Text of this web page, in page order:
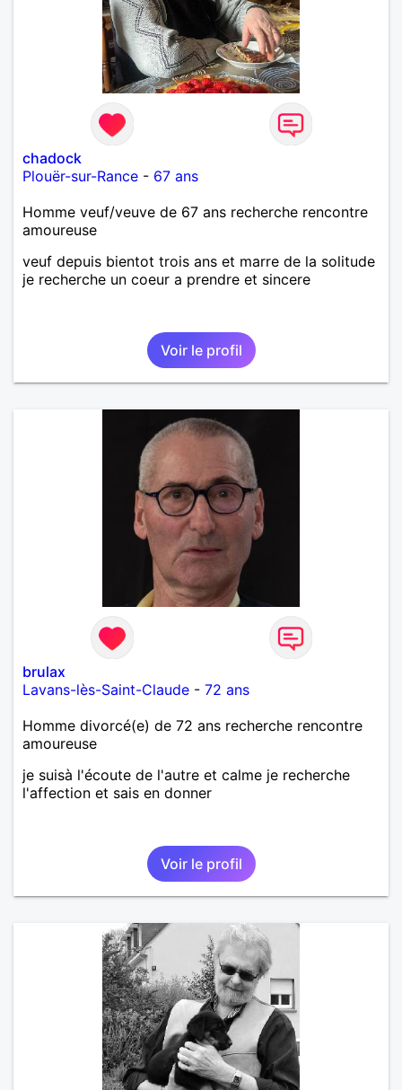
chadock
Plouër-sur-Rance - 67 ans
Homme veuf/veuve de 67 ans recherche rencontre
amoureuse
veuf depuis bientot trois ans et marre de la solitude
je recherche un coeur a prendre et sincere
Voir le profil
brulax
Lavans-lès-Saint-Claude - 72 ans
Homme divorcé(e) de 72 ans recherche rencontre
amoureuse
je suisà l'écoute de l'autre et calme je recherche
l'affection et sais en donner
Voir le profil